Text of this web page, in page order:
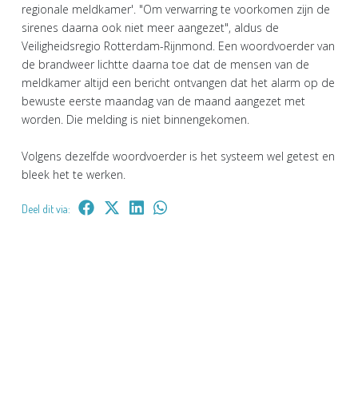
regionale meldkamer'. "Om verwarring te voorkomen zijn de
sirenes daarna ook niet meer aangezet", aldus de
Veiligheidsregio Rotterdam-Rijnmond. Een woordvoerder van
de brandweer lichtte daarna toe dat de mensen van de
meldkamer altijd een bericht ontvangen dat het alarm op de
bewuste eerste maandag van de maand aangezet met
worden. Die melding is niet binnengekomen.
Volgens dezelfde woordvoerder is het systeem wel getest en
bleek het te werken.
Deel dit via: